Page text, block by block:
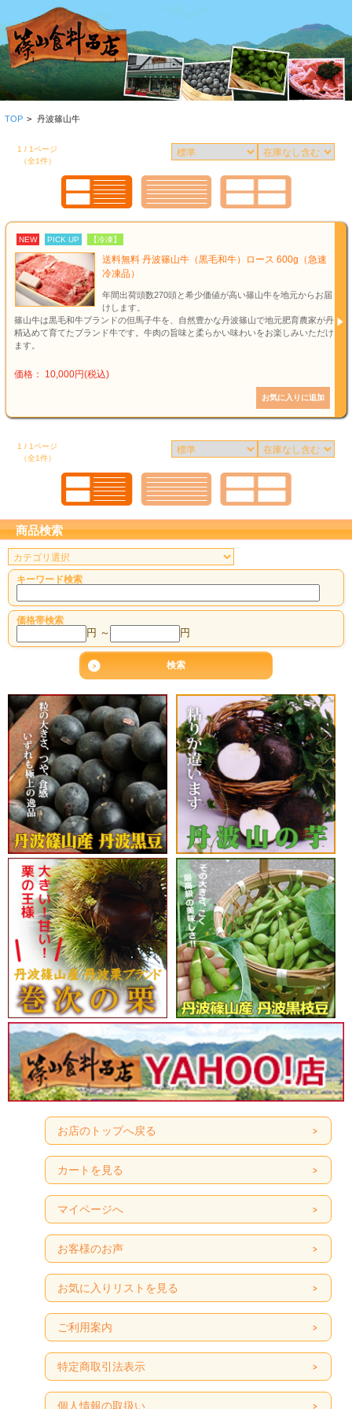
TOP > 丹波篠山牛
1 / 1ページ
（全1件）
NEW PICK UP 【冷凍】
送料無料 丹波篠山牛（黒毛和牛）ロース 600g（急速
冷凍品）
年間出荷頭数270頭と希少価値が高い篠山牛を地元からお届
けします。
篠山牛は黒毛和牛ブランドの但馬子牛を、自然豊かな丹波篠山で地元肥育農家が丹
精込めて育てたブランド牛です。牛肉の旨味と柔らかい味わいをお楽しみいただけ
ます。
価格： 10,000円(税込)
1 / 1ページ
（全1件）
商品検索
キーワード検索
価格帯検索
円 ～ 円
お店のトップへ戻る
カートを見る
マイページへ
お客様のお声
お気に入りリストを見る
ご利用案内
特定商取引法表示
個人情報の取扱い